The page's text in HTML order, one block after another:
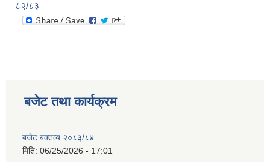
८२/८३
बजेट तथा कार्यक्रम
बजेट बक्तव्य २०८३/८४
मिति: 06/25/2026 - 17:01